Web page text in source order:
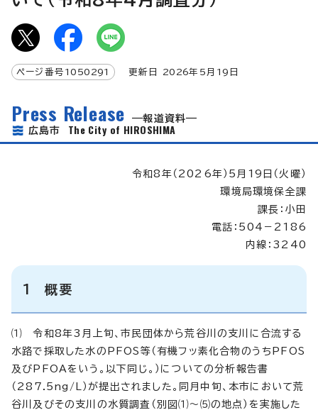
ページ番号 1050291 更新日 2026年5月 19 日
Press Release
報道資料
広島市 The City of HIROSHIMA
令和8年（2026年）5月19日（火曜）
環境局環境保全課
課長：小田
電話：504－2186
内線：3240
1 概要
⑴ 令和8年3月上旬、市民団体から荒谷川の支川に合流する
水路で採取した水のPFOS等（有機フッ素化合物のうちPFOS
及びPFOAをいう。以下同じ。）についての分析報告書
（287.5ng/L）が提出されました。同月中旬、本市において荒
谷川及びその支川の水質調査（別図⑴～⑸の地点）を実施した